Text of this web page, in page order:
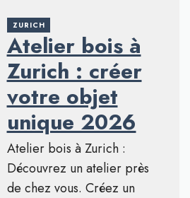
ZURICH
Atelier bois à
Zurich : créer
votre objet
unique 2026
Atelier bois à Zurich :
Découvrez un atelier près
de chez vous. Créez un